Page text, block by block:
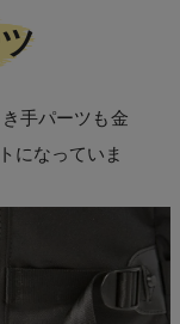
手パーツも金
になっていま